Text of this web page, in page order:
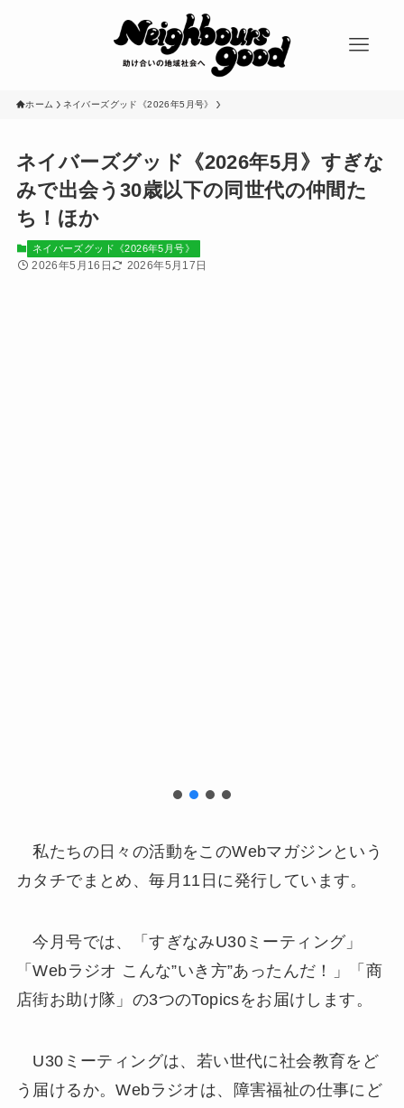
ホーム ネイバーズグッド《2026年5月号》
ネイバーズグッド《2026年5月》すぎな
みで出会う30歳以下の同世代の仲間た
ち！ほか
ネイバーズグッド《2026年5月号》
2026年5月16日 2026年5月17日
私たちの日々の活動をこのWebマガジンという
カタチでまとめ、毎月11日に発行しています。
今月号では、「すぎなみU30ミーティング」
「Webラジオ こんな”いき方”あったんだ！」「商
店街お助け隊」の3つのTopicsをお届けします。
U30ミーティングは、若い世代に社会教育をど
う届けるか。Webラジオは、障害福祉の仕事にど